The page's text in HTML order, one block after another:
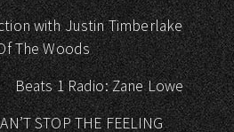
with Justin Timberlake
The Woods
Beats 1 Radio: Zane Lowe
STOP THE FEELING